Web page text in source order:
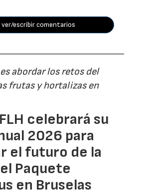
ver/escribir comentarios
abordar los retos del
frutas y hortalizas en
celebrará su
2026 para
el futuro de la
Paquete
en Bruselas